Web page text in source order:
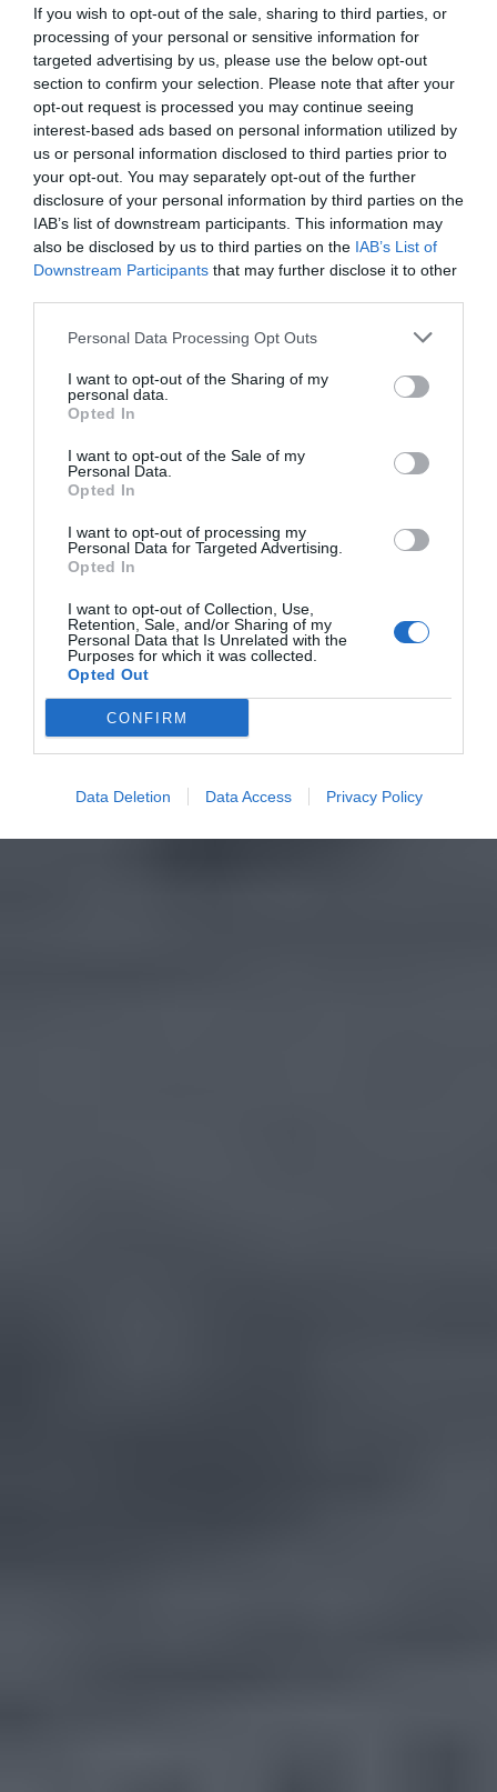
If you wish to opt-out of the sale, sharing to third parties, or
processing of your personal or sensitive information for
targeted advertising by us, please use the below opt-out
section to confirm your selection. Please note that after your
opt-out request is processed you may continue seeing
interest-based ads based on personal information utilized by
us or personal information disclosed to third parties prior to
your opt-out. You may separately opt-out of the further
disclosure of your personal information by third parties on the
IAB’s list of downstream participants. This information may
also be disclosed by us to third parties on the IAB’s List of
Downstream Participants that may further disclose it to other
Personal Data Processing Opt Outs
I want to opt-out of the Sharing of my
personal data.
Opted In
I want to opt-out of the Sale of my
Personal Data.
Opted In
I want to opt-out of processing my
Personal Data for Targeted Advertising.
Opted In
I want to opt-out of Collection, Use,
Retention, Sale, and/or Sharing of my
Personal Data that Is Unrelated with the
Purposes for which it was collected.
Opted Out
CONFIRM
Data Deletion Data Access Privacy Policy